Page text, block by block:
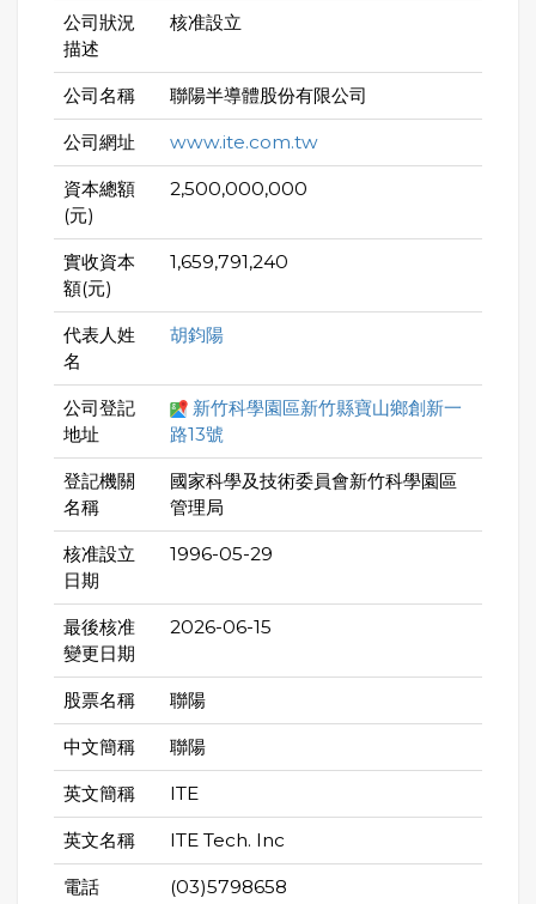
公司狀況
描述
核准設立
公司名稱 聯陽半導體股份有限公司
公司網址 www.ite.com.tw
資本總額
(元)
2,500,000,000
實收資本
額(元)
1,659,791,240
代表人姓
名
胡鈞陽
公司登記
地址
新竹科學園區新竹縣寶山鄉創新一
路13號
登記機關
名稱
國家科學及技術委員會新竹科學園區
管理局
核准設立
日期
1996-05-29
最後核准
變更日期
2026-06-15
股票名稱 聯陽
中文簡稱 聯陽
英文簡稱 ITE
英文名稱 ITE Tech. Inc
電話 (03)5798658